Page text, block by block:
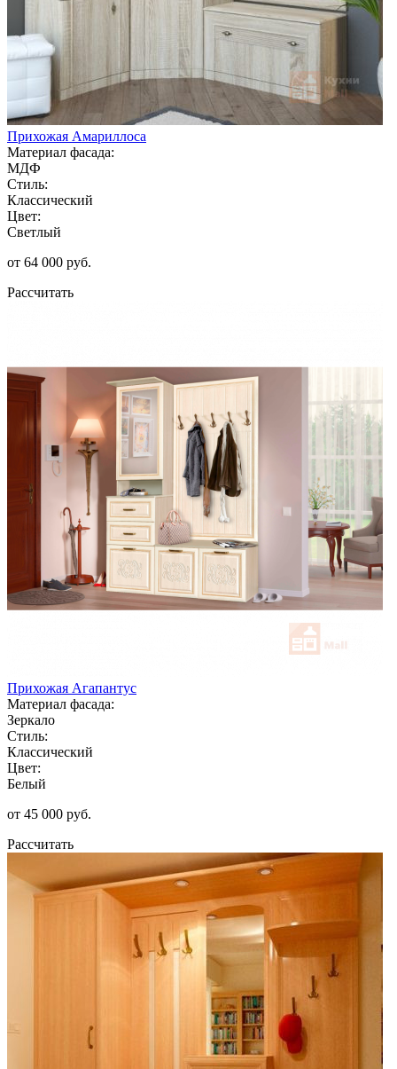
Прихожая Амариллоса
Материал фасада:
МДФ
Стиль:
Классический
Цвет:
Светлый
от 64 000 руб.
Рассчитать
Прихожая Агапантус
Материал фасада:
Зеркало
Стиль:
Классический
Цвет:
Белый
от 45 000 руб.
Рассчитать